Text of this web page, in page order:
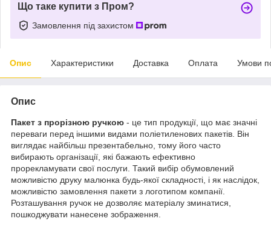
Що таке купити з Пром?
Замовлення під захистом
Опис Характеристики Доставка Оплата Умови
Опис
Пакет з прорізною ручкою - це тип продукції, що має значні
переваги перед іншими видами поліетиленових пакетів. Він
виглядає найбільш презентабельно, тому його часто
вибирають організації, які бажають ефективно
прорекламувати свої послуги. Такий вибір обумовлений
можливістю друку малюнка будь-якої складності, і як наслідок,
можливістю замовлення пакети з логотипом компанії.
Розташування ручок не дозволяє матеріалу зминатися,
пошкоджувати нанесене зображення.